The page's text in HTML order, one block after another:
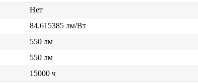
Нет
84.615385 лм/Вт
550 лм
550 лм
15000 ч